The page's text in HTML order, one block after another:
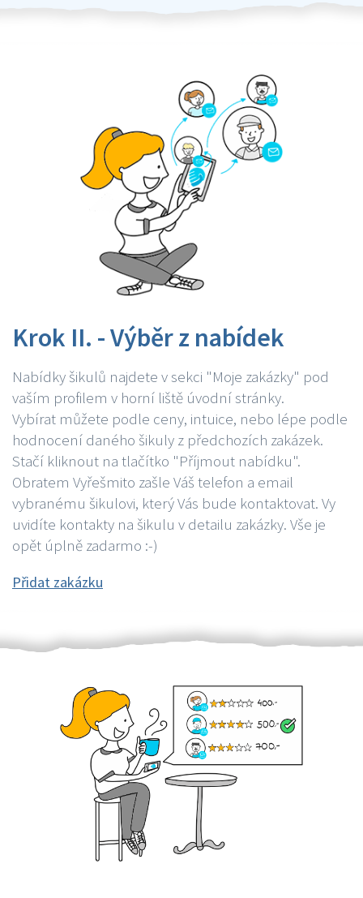
Krok II. - Výběr z nabídek
Nabídky šikulů najdete v sekci "Moje zakázky" pod
vaším profilem v horní liště úvodní stránky.
Vybírat můžete podle ceny, intuice, nebo lépe podle
hodnocení daného šikuly z předchozích zakázek.
Stačí kliknout na tlačítko "Příjmout nabídku".
Obratem Vyřešmito zašle Váš telefon a email
vybranému šikulovi, který Vás bude kontaktovat. Vy
uvidíte kontakty na šikulu v detailu zakázky. Vše je
opět úplně zadarmo :-)
Přidat zakázku